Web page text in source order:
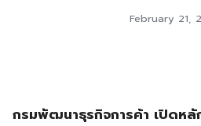
February 21,
กรมพัฒนาธุรกิจการค้า เปิดห